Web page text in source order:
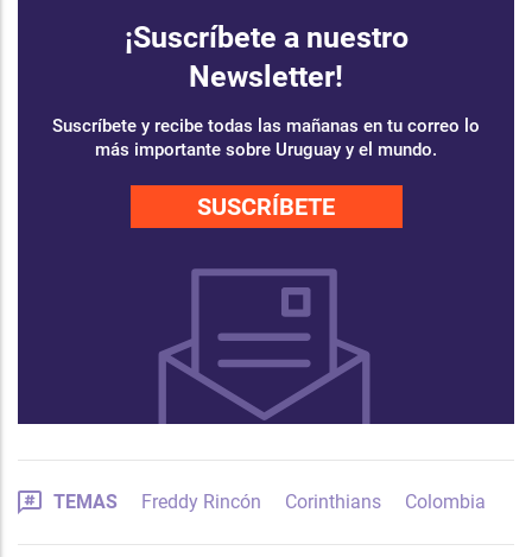
¡Suscríbete a nuestro
Newsletter!
Suscríbete y recibe todas las mañanas en tu correo lo
más importante sobre Uruguay y el mundo.
SUSCRÍBETE
TEMAS Freddy Rincón Corinthians Colombia